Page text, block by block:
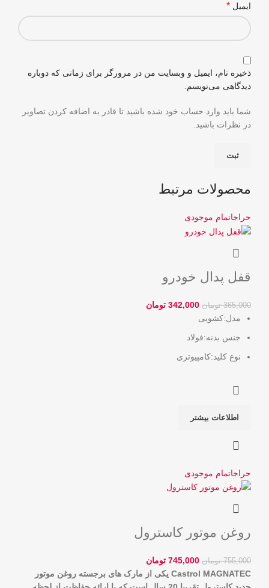
ایمیل *
ذخیره نام، ایمیل و وبسایت من در مرورگر برای زمانی که دوباره
دیدگاهی می‌نویسم.
شما باید وارد حساب خود شده باشید تا قادر به اضافه کردن تصاویر
در نظرات باشید.
محصولات مرتبط
حراجاتمام موجودی
قفل پدال خودرو
365,000 تومان 342,000 تومان
مدل:کشویی
جنس بدنه:فولاد
نوع کلید:کامپیوتری
اطلاعات بیشتر
حراجاتمام موجودی
روغن موتور کاسترول
755,000 تومان 745,000 تومان
Castrol MAGNATEC یکی از مارک های برجسته روغن موتور